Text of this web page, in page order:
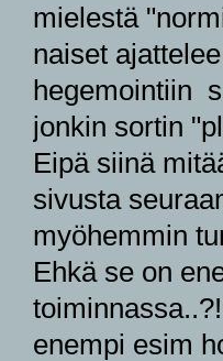
mielestä
naiset
hegemointiin
jonkin sortin
Eipä siinä
sivusta
myöhemmin
Ehkä se on
enempi esim